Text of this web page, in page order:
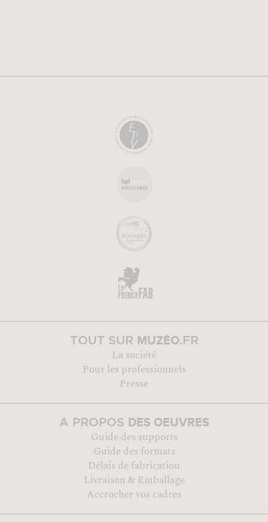
TOUT SUR MUZÉO.FR
La société
Pour les professionnels
Presse
A PROPOS DES OEUVRES
Guide des supports
Guide des formats
Délais de fabrication
Livraison & Emballage
Accrocher vos cadres